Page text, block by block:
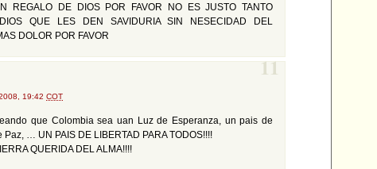
REGALO DE DIOS POR FAVOR NO ES JUSTO TANTO
QUE LES DEN SAVIDURIA SIN NESECIDAD DEL
DOLOR POR FAVOR
19:42 COT
11
que Colombia sea uan Luz de Esperanza, un pais de
Paz, … UN PAIS DE LIBERTAD PARA TODOS!!!!
QUERIDA DEL ALMA!!!!